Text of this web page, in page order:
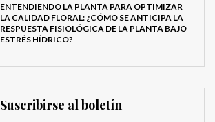
ENTENDIENDO LA PLANTA PARA OPTIMIZAR
LA CALIDAD FLORAL: ¿CÓMO SE ANTICIPA LA
RESPUESTA FISIOLÓGICA DE LA PLANTA BAJO
ESTRÉS HÍDRICO?
Suscribirse al boletín